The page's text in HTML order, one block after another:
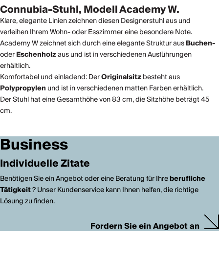
Connubia-Stuhl, Modell Academy W.
Klare, elegante Linien zeichnen diesen Designerstuhl aus und
verleihen Ihrem Wohn- oder Esszimmer eine besondere Note.
Academy W zeichnet sich durch eine elegante Struktur ausBuchen-
oderEschenholzaus und ist in verschiedenen Ausführungen
erhältlich.
Komfortabel und einladend: DerOriginalsitzbesteht aus
Polypropylen und ist in verschiedenen matten Farben erhältlich.
Der Stuhl hat eine Gesamthöhe von 83 cm, die Sitzhöhe beträgt 45
cm.
Business
Individuelle Zitate
Benötigen Sie ein Angebot oder eine Beratung für Ihreberufliche
Tätigkeit? Unser Kundenservice kann Ihnen helfen, die richtige
Lösung zu finden.
Fordern Sie ein Angebot an